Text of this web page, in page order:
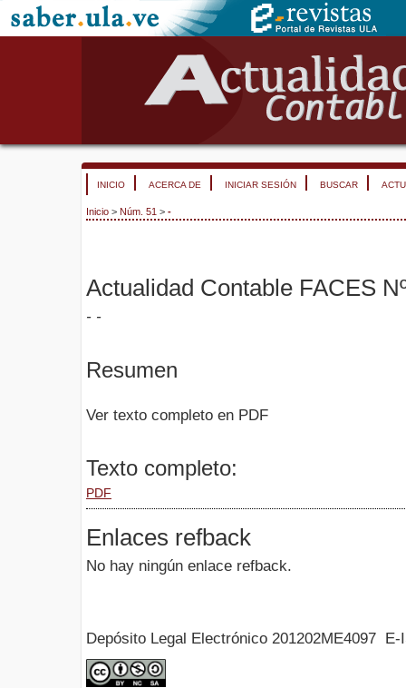
INICIO ACERCA DE INICIAR SESIÓN BUSCAR
Inicio > Núm. 51 > -
Actualidad Contable FACES
- -
Resumen
Ver texto completo en PDF
Texto completo:
PDF
Enlaces refback
No hay ningún enlace refback.
Depósito Legal Electrónico 201202ME4097 E-